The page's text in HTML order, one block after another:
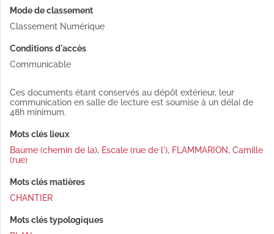
Mode de classement
Classement Numérique
Conditions d'accès
Communicable
Ces documents étant conservés au dépôt extérieur, leur
communication en salle de lecture est soumise à un délai de
48h minimum.
Mots clés lieux
Baume (chemin de la), Escale (rue de l'), FLAMMARION, Camille
(rue)
Mots clés matières
CHANTIER
Mots clés typologiques